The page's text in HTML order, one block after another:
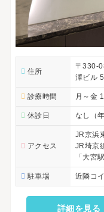
住所
〒330-
澤ビル
診療時間 月～金
休診日 なし（
アクセス
JR京浜
JR埼京
「大宮
駐車場 近隣コ
詳細を見る